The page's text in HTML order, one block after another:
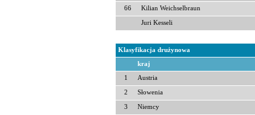
66 Kilian Weichselbraun
Juri Kesseli
Klasyfikacja drużynowa
kraj
1 Austria
2 Słowenia
3 Niemcy